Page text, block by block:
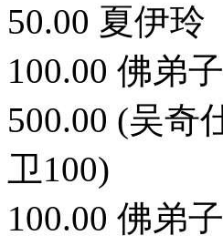
50.00 夏伊玲
100.00 佛弟子
500.00 (吴奇
卫100)
100.00 佛弟子